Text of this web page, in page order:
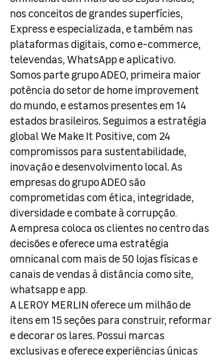
nos conceitos de grandes superfícies,
Express e especializada, e também nas
plataformas digitais, como e-commerce,
televendas, WhatsApp e aplicativo.
Somos parte grupo ADEO, primeira maior
potência do setor de home improvement
do mundo, e estamos presentes em 14
estados brasileiros. Seguimos a estratégia
global We Make It Positive, com 24
compromissos para sustentabilidade,
inovação e desenvolvimento local. As
empresas do grupo ADEO são
comprometidas com ética, integridade,
diversidade e combate à corrupção.
A empresa coloca os clientes no centro das
decisões e oferece uma estratégia
omnicanal com mais de 50 lojas físicas e
canais de vendas à distância como site,
whatsapp e app.
A LEROY MERLIN oferece um milhão de
itens em 15 seções para construir, reformar
e decorar os lares. Possui marcas
exclusivas e oferece experiências únicas